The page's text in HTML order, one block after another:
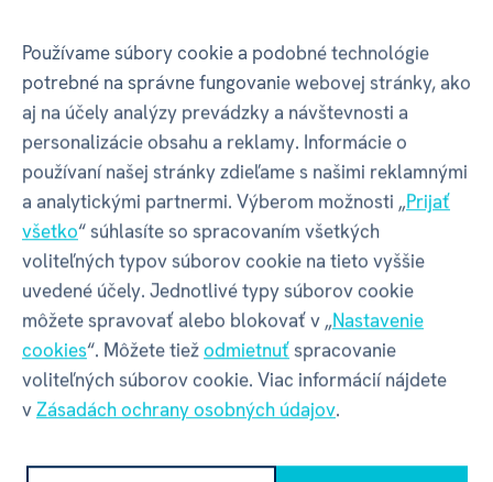
Huzzle Cast - Delta 3/6
Hlavolamy Hanayama meniasvojnázov na Huzzle
Cast. Názov sa mení, avšak obsah ostáva rovnaký.
Kvalita aj originalita hlavolamov je zachovaná.
HlavolamyHuzzle Castsú v špeciálne navrhnutých
formách odlievanyzo zinku. Zinok je odľahčený a jeho
precízna povrchová úprava priťahuje oko každého
riešiteľa.
Kovové hlavolamy Huzzle Cast sú vyrábané
voveľkosti, ktorá padne akurátdo ruky.
tým nielen ruke, ale aj hlavu.
Používame súbory cookie a podobné technológie
potrebné na správne fungovanie webovej stránky, ako
aj na účely analýzy prevádzky a návštevnosti a
personalizácie obsahu a reklamy. Informácie o
používaní našej stránky zdieľame s našimi reklamnými
a analytickými partnermi. Výberom možnosti „Prijať
všetko“ súhlasíte so spracovaním všetkých
voliteľných typov súborov cookie na tieto vyššie
uvedené účely. Jednotlivé typy súborov cookie
môžete spravovať alebo blokovať v „Nastavenie
cookies“. Môžete tiežodmietnuťspracovanie
voliteľných súborov cookie. Viac informácií nájdete
vZásadách ochrany osobných údajov.